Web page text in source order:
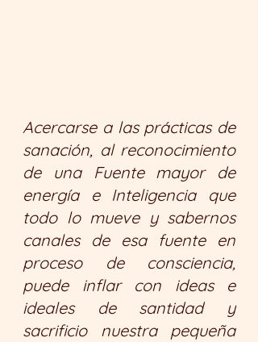
Acercarse a las prácticas de
sanación, al reconocimiento
de una Fuente mayor de
energía e Inteligencia que
todo lo mueve y sabernos
canales de esa fuente en
proceso de consciencia,
puede inflar con ideas e
ideales de santidad y
sacrificio nuestra pequeña